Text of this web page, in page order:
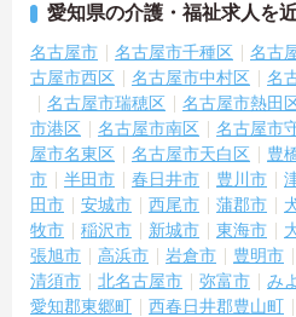
愛知県の介護・福祉求人を
名古屋市 名古屋市千種区 名古
古屋市西区
名古屋市中村区 名
名古屋市瑞穂区
名古屋市熱田
市港区
名古屋市南区 名古屋市
屋市名東区
名古屋市天白区 豊
市
半田市 春日井市 豊川市
田市
安城市 西尾市 蒲郡市
牧市
稲沢市 新城市 東海市
張旭市
高浜市 岩倉市 豊明市
清須市
北名古屋市 弥富市 み
愛知郡東郷町
西春日井郡豊山町